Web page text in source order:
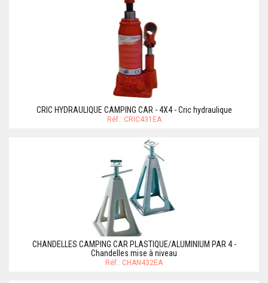
CRIC HYDRAULIQUE CAMPING CAR - 4X4 - Cric hydraulique
Réf.: CRIC431EA
CHANDELLES CAMPING CAR PLASTIQUE/ALUMINIUM PAR 4 -
Chandelles mise à niveau
Réf.: CHAN432EA